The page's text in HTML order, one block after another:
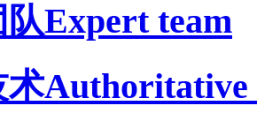
队Expert team
术Authoritative